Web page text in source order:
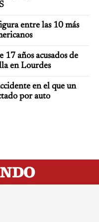
entre las 10 más
17 años acusados de
en Lourdes
en el que un
por auto